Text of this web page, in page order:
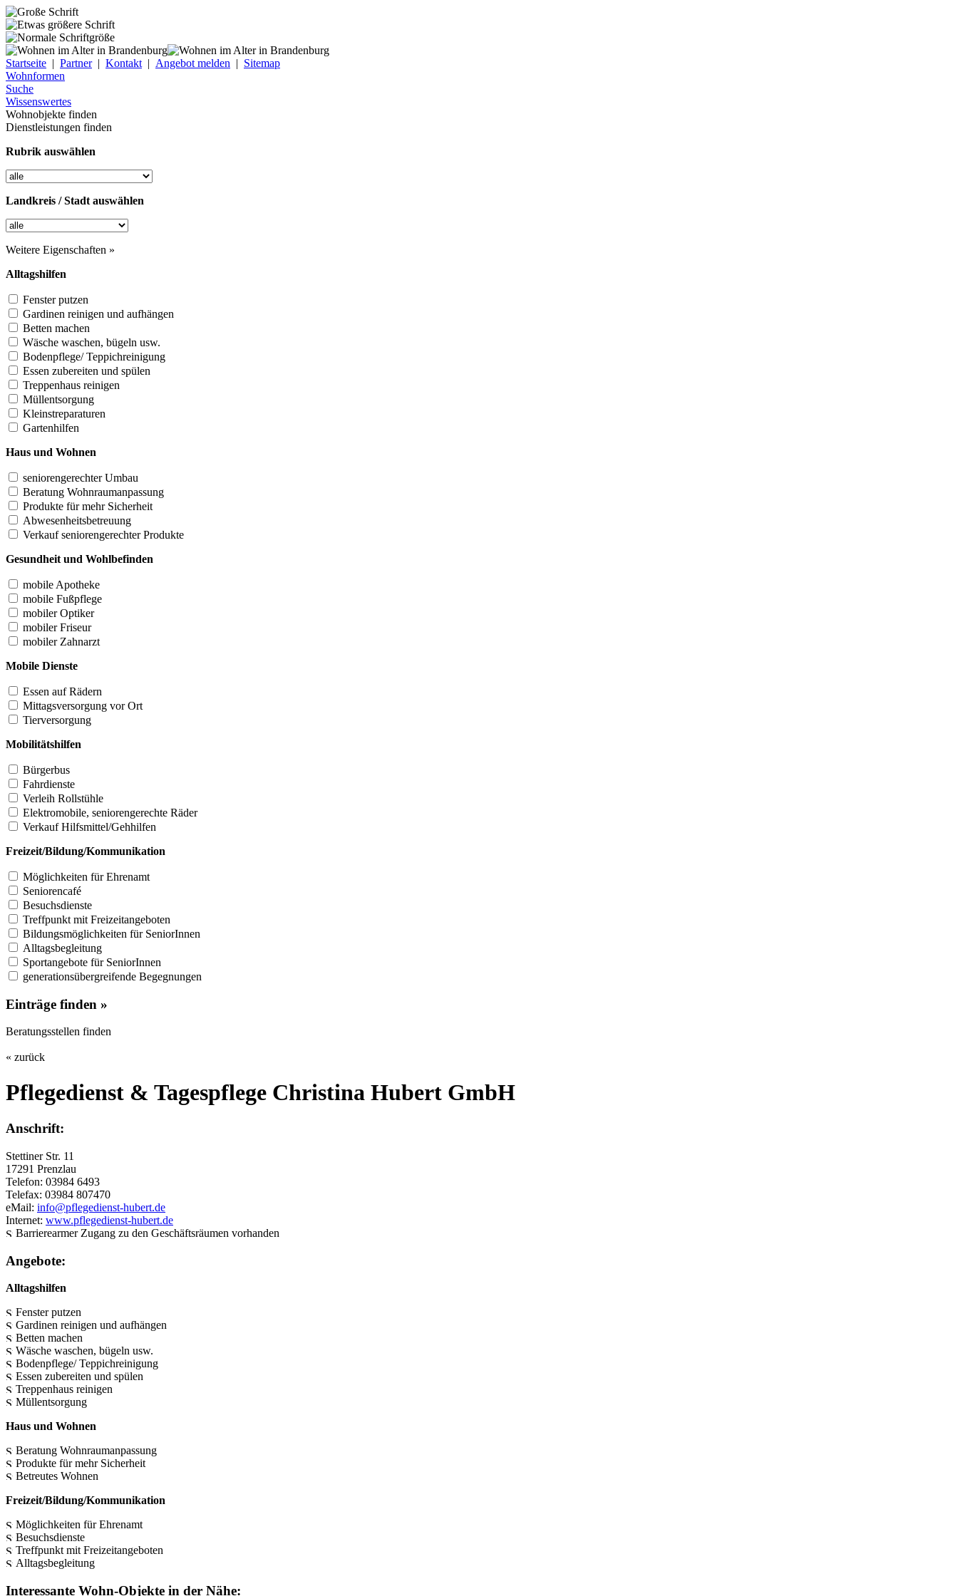
Startseite | Partner| Kontakt | Angebot melden | Sitemap
Wohnformen
Suche
Wissenswertes
Wohnobjekte finden
Dienstleistungen finden
Rubrik auswählen
Landkreis / Stadt auswählen
Weitere Eigenschaften »
Alltagshilfen
Fenster putzen
Gardinen reinigen und aufhängen
Betten machen
Wäsche waschen, bügeln usw.
Bodenpflege/ Teppichreinigung
Essen zubereiten und spülen
Treppenhaus reinigen
Müllentsorgung
Kleinstreparaturen
Gartenhilfen
Haus und Wohnen
seniorengerechter Umbau
Beratung Wohnraumanpassung
Produkte für mehr Sicherheit
Abwesenheitsbetreuung
Verkauf seniorengerechter Produkte
Gesundheit und Wohlbefinden
mobile Apotheke
mobile Fußpflege
mobiler Optiker
mobiler Friseur
mobiler Zahnarzt
Mobile Dienste
Essen auf Rädern
Mittagsversorgung vor Ort
Tierversorgung
Mobilitätshilfen
Bürgerbus
Fahrdienste
Verleih Rollstühle
Elektromobile, seniorengerechte Räder
Verkauf Hilfsmittel/Gehhilfen
Freizeit/Bildung/Kommunikation
Möglichkeiten für Ehrenamt
Seniorencafé
Besuchsdienste
Treffpunkt mit Freizeitangeboten
Bildungsmöglichkeiten für SeniorInnen
Alltagsbegleitung
Sportangebote für SeniorInnen
generationsübergreifende Begegnungen
Einträge finden »
Beratungsstellen finden
« zurück
Pflegedienst & Tagespflege Christina Hubert GmbH
Anschrift:
Stettiner Str. 11
17291 Prenzlau
Telefon: 03984 6493
Telefax: 03984 807470
eMail: info@pflegedienst-hubert.de
Internet: www.pflegedienst-hubert.de
Barrierearmer Zugang zu den Geschäftsräumen vorhanden
Angebote:
Alltagshilfen
Fenster putzen
Gardinen reinigen und aufhängen
Betten machen
Wäsche waschen, bügeln usw.
Bodenpflege/ Teppichreinigung
Essen zubereiten und spülen
Treppenhaus reinigen
Müllentsorgung
Haus und Wohnen
Beratung Wohnraumanpassung
Produkte für mehr Sicherheit
Betreutes Wohnen
Freizeit/Bildung/Kommunikation
Möglichkeiten für Ehrenamt
Besuchsdienste
Treffpunkt mit Freizeitangeboten
Alltagsbegleitung
Interessante Wohn-Objekte in der Nähe: